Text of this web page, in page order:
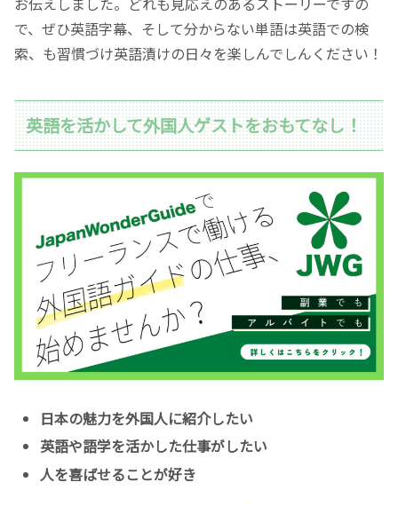
で、ぜひ英語字幕、そして分からない単語は英語での検
索、も習慣づけ英語漬けの日々を楽しんでしんください！
英語を活かして外国人ゲストをおもてなし！
日本の魅力を外国人に紹介したい
英語や語学を活かした仕事がしたい
人を喜ばせることが好き